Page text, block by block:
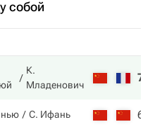
собой
К.
Младенович
7
С. Ифань 6